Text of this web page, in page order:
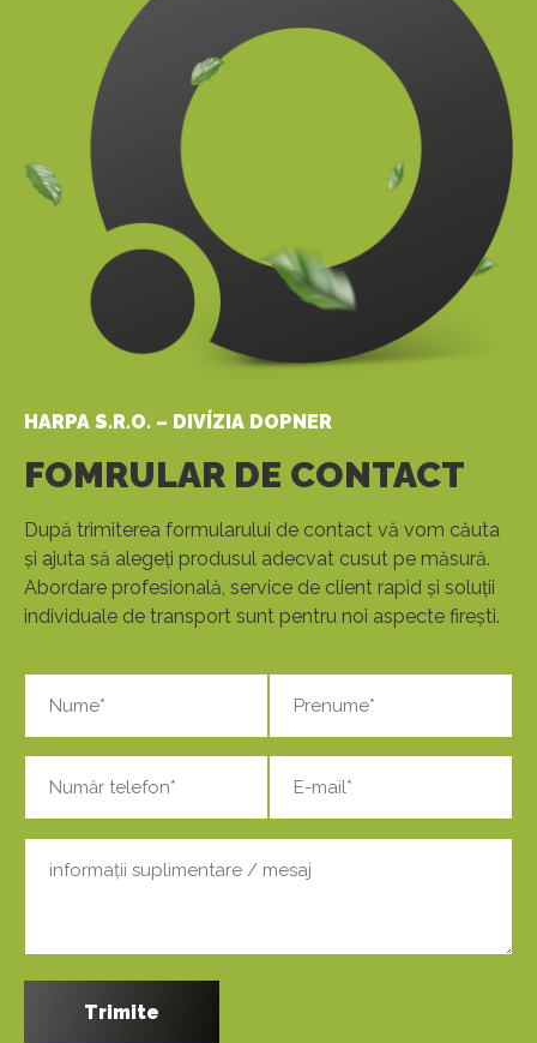
HARPA S.R.O. – DIVÍZIA DOPNER
FOMRULAR DE CONTACT
După trimiterea formularului de contact vă vom căuta
și ajuta să alegeți produsul adecvat cusut pe măsură.
Abordare profesională, service de client rapid și soluții
individuale de transport sunt pentru noi aspecte firești.